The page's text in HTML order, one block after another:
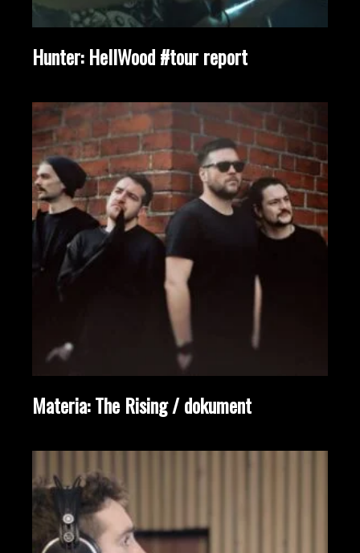
Hunter: HellWood #tour report
Materia: The Rising / dokument